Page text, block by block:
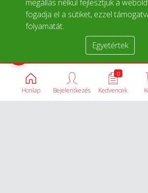
megállás nélkül fejlesztjük a
fogadja el a sütiket, ezzel
folyamatát.
Egyetértek
Honlap
0
Kedvencek
Bejelentkezés
Termékek összehasonlítása